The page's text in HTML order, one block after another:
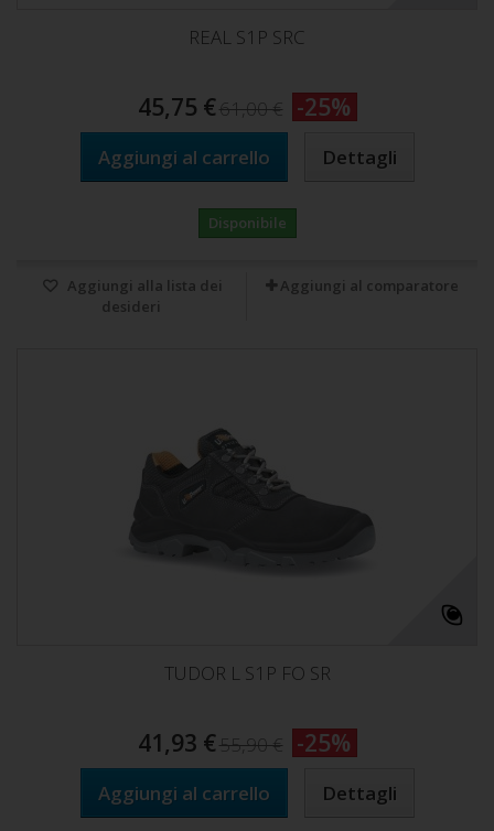
REAL S1P SRC
45,75 €61,00 € -25%
Aggiungi al carrello Dettagli
Disponibile
Aggiungi alla lista dei
desideri
Aggiungi al comparatore
TUDOR L S1P FO SR
41,93 €55,90 € -25%
Aggiungi al carrello Dettagli